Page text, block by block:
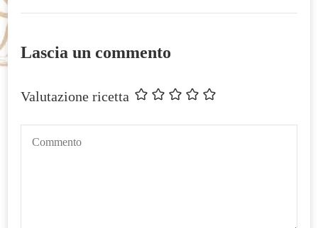
Lascia un commento
Valutazione ricetta